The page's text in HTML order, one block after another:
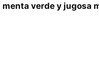
menta verde y jugosa